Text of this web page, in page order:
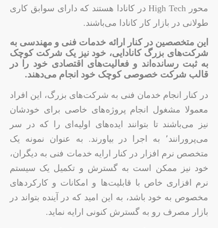
محور High Tech در کانادا هستند که دارای سوابق کاری
طولانی در بازار کار کانادا می‌باشند.
این متخصصین در کنار ارائه خدمات فنی و مهندسی به
شرکت‌های بزرگ کانادایی، خود نیز یک شرکت کوچک
به ثبت رسانده‌اند و فعالیت‌های اقتصادی خود را در
قالب شرکت خصوصی کوچک خود انجام می‌دهند.
در کنار انجام خدمان فنی به شرکت‌های بزرگ، این افراد
معمولا مشغول انجام پروژه‌های خاصی برای خودشان
نیز می‌باشند تا بتوانند ایده‌های اولیه‌ای را که در سر
می‌پرورانند٬ به اجرا در بیاورند. به عنوان نمونه یک
متخصص نرم افزار در کنار ارایه خدمات فنی به دیگران،
خود نیز ممکن است به گسترش و تکمیل یک سیستم
نرم افزاری خاص با قابلیت‌ها و امکانات و کارکردهای
مخصوص به خود باشد، به این امید که در آینده بتواند در
بازار مصرف رو به گسترش کنونی ارایه نماید.